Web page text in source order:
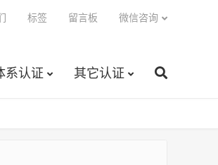
系认证 其它认证
标签 留言板 微信咨询